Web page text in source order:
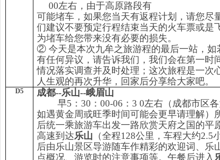
00左右，由于高原路段有
可能堵车，如果您当天有返程计划，请您尽
们建议不要预定行程结束当天的火车票或是
为堵车给您带来没有必要的损失。
② 今天是本次九牟之旅游程的最后一站，如
有任何异议，请告诉我们，我们会在第一时
情况落实调查并及时处理；这次旅程是一次
人生观的再次升华，回家后分享给大家吧。
D5 成都--乐山--峨眉山
早5：30：00-06：3 0左右（成都市区
如遇黄金周或旺季时间可能会更早请理解）
后统一乘旅游车出发一路欣赏天府之国的平
高速到达乐山 （全程128公里，车程大约2.5
后由乐山景区导游随车作精彩的欢迎词、乐
点概况、游览时的注意事项等。午餐后进入